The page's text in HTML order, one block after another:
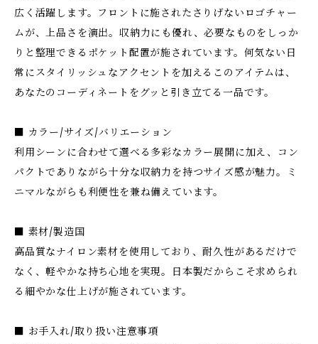
広く活躍します。フロントに施されたさりげないロゴチャー
ムが、上品さを演出。収納力にも優れ、必要なものをしっか
りと整理できるポケット配置が施されています。何気ない日
常にスタイリッシュなアクセントを加えるこのアイテムは、
あなたのコーディネートをグッと引き立てる一品です。
■ カラー/サイズ/バリエーション
利用シーンに合わせて選べる多彩なカラー展開に加え、コン
パクトでありながら十分な収納力を持つサイズ感が魅力。ミ
ニマルながらも利便性を兼ね備えています。
■ 素材/製造国
高品質なナイロン素材を使用しており、耐久性があるだけで
なく、軽やかな持ち心地を実現。日本製だからこそ求められ
る細やかな仕上げが施されています。
■ お手入れ/取り扱い注意事項